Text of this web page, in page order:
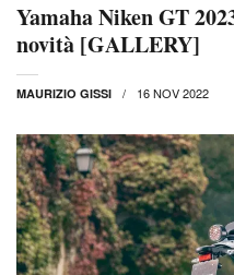
Yamaha Niken GT
novità [GALLERY]
MAURIZIO GISSI 16 NOV 2022